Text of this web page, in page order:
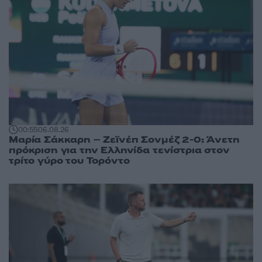
00:5506.08.26
Μαρία Σάκκαρη – Ζεϊνέπ Σονμέζ 2-0: Άνετη
πρόκριση για την Ελληνίδα τενίστρια στον
τρίτο γύρο του Τορόντο